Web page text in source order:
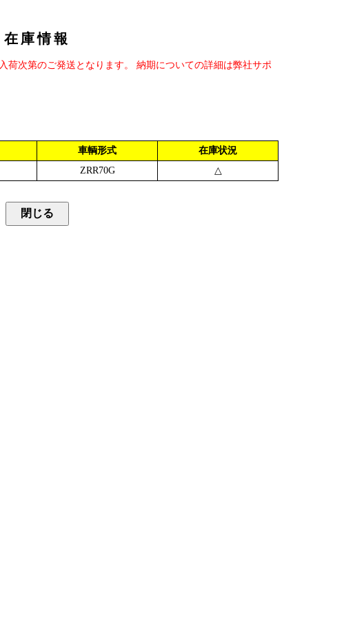
在庫情報
次第のご発送となります。 納期についての詳細は弊社サポ
車輌形式
在庫状況
ZRR70G △